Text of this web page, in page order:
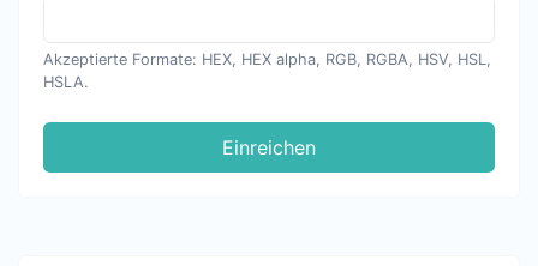
Akzeptierte Formate: HEX, HEX alpha, RGB, RGBA, HSV, HSL,
HSLA.
Einreichen